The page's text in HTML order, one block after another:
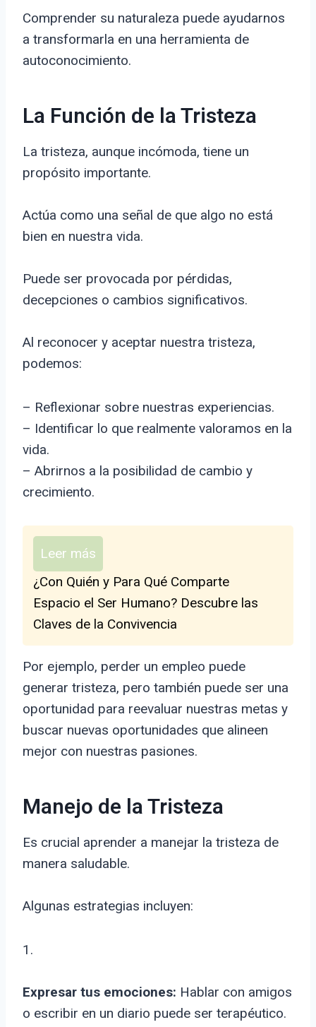
Comprender su naturaleza puede ayudarnos
a transformarla en una herramienta de
autoconocimiento.
La Función de la Tristeza
La tristeza, aunque incómoda, tiene un
propósito importante.
Actúa como una señal de que algo no está
bien en nuestra vida.
Puede ser provocada por pérdidas,
decepciones o cambios significativos.
Al reconocer y aceptar nuestra tristeza,
podemos:
– Reflexionar sobre nuestras experiencias.
– Identificar lo que realmente valoramos en la
vida.
– Abrirnos a la posibilidad de cambio y
crecimiento.
Leer más
¿Con Quién y Para Qué Comparte
Espacio el Ser Humano? Descubre las
Claves de la Convivencia
Por ejemplo, perder un empleo puede
generar tristeza, pero también puede ser una
oportunidad para reevaluar nuestras metas y
buscar nuevas oportunidades que alineen
mejor con nuestras pasiones.
Manejo de la Tristeza
Es crucial aprender a manejar la tristeza de
manera saludable.
Algunas estrategias incluyen:
1.
Expresar tus emociones: Hablar con amigos
o escribir en un diario puede ser terapéutico.